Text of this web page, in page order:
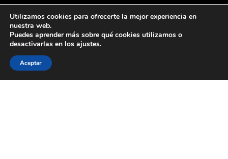
Organització, gestió i direcció de tot tipus d’activitats
i esdeveniments relacionats amb l’esport i el lleure.
Utilizamos cookies para ofrecerte la mejor experiencia en
nuestra web.
Puedes aprender más sobre qué cookies utilizamos o
desactivarlas en los ajustes.
Aceptar